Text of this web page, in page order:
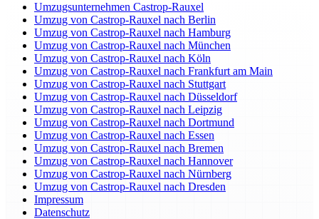
Umzugsunternehmen Castrop-Rauxel
Umzug von Castrop-Rauxel nach Berlin
Umzug von Castrop-Rauxel nach Hamburg
Umzug von Castrop-Rauxel nach München
Umzug von Castrop-Rauxel nach Köln
Umzug von Castrop-Rauxel nach Frankfurt am Main
Umzug von Castrop-Rauxel nach Stuttgart
Umzug von Castrop-Rauxel nach Düsseldorf
Umzug von Castrop-Rauxel nach Leipzig
Umzug von Castrop-Rauxel nach Dortmund
Umzug von Castrop-Rauxel nach Essen
Umzug von Castrop-Rauxel nach Bremen
Umzug von Castrop-Rauxel nach Hannover
Umzug von Castrop-Rauxel nach Nürnberg
Umzug von Castrop-Rauxel nach Dresden
Impressum
Datenschutz